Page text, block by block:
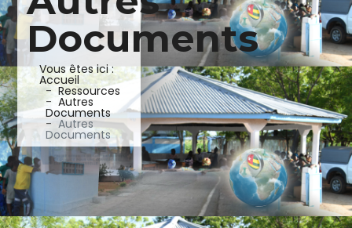
Documents
Vous êtes ici :
Accueil
Ressources
Autres
Documents
Autres
Documents